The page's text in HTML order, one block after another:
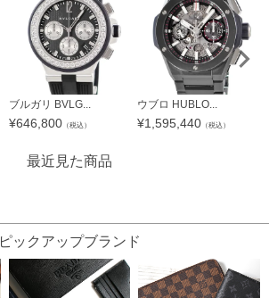
ブルガリ BVLG...
¥646,800 （税込）
ウブロ HUBLO...
¥1,595,440 （税込）
最近見た商品
ピックアップブランド